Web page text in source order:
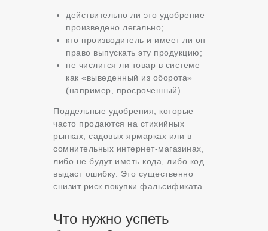
действительно ли это удобрение
произведено легально;
кто производитель и имеет ли он
право выпускать эту продукцию;
не числится ли товар в системе
как «выведенный из оборота»
(например, просроченный).
Поддельные удобрения, которые
часто продаются на стихийных
рынках, садовых ярмарках или в
сомнительных интернет-магазинах,
либо не будут иметь кода, либо код
выдаст ошибку. Это существенно
снизит риск покупки фальсификата.
Что нужно успеть